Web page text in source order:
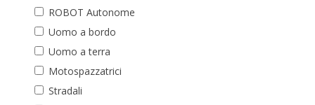
ROBOT Autonome
Uomo a bordo
Uomo a terra
Motospazzatrici
Stradali